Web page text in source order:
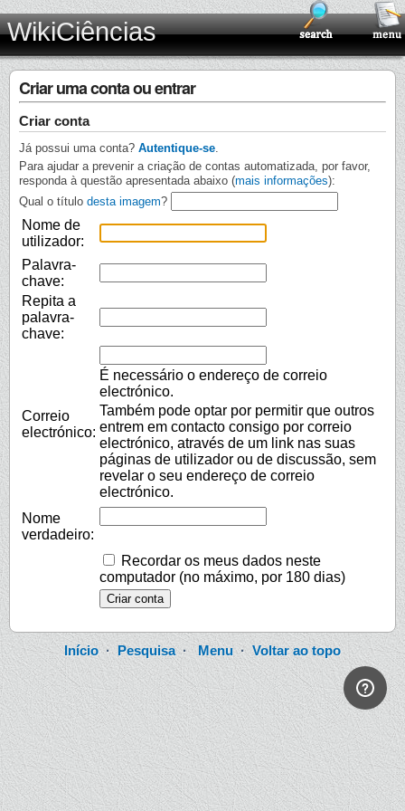
WikiCiências
Criar uma conta ou entrar
Criar conta
Já possui uma conta? Autentique-se
Para ajudar a prevenir a criação de contas automatizada, por favor,
responda à questão apresentada abaixo (mais informações):
Qual o título desta imagem?
Nome de
utilizador:
Palavra-
chave:
Repita a
palavra-
chave:
Correio
electrónico:
É necessário o endereço de correio
electrónico.
Também pode optar por permitir que outros
entrem em contacto consigo por correio
electrónico, através de um link nas suas
páginas de utilizador ou de discussão, sem
revelar o seu endereço de correio
electrónico.
Nome
verdadeiro:
Recordar os meus dados neste
computador (no máximo, por 180 dias)
Início·Pesquisa· Menu· Voltar ao topo